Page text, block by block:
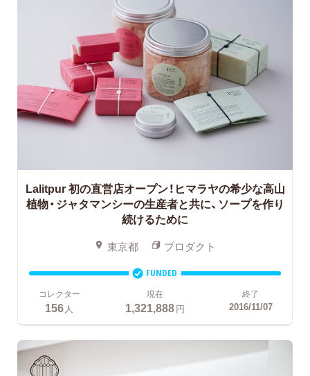
Lalitpur 初の直営店オープン！ヒマラヤの希少な高山
植物・ジャタマンシーの生産者と共に、ソープを作り
続けるために
東京都 プロダクト
FUNDED
コレクター
156 人
現在
1,321,888円
終了
2016/11/07